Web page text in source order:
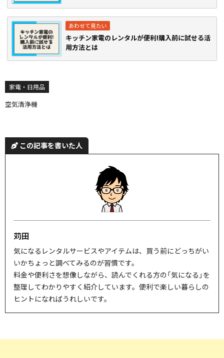
キッチン家電のレンタルが便利!購入前に試せる活
用方法とは
家電・日用品
空気清浄機
この記事を書いた人
苅田
気になるレンタルサービスやアイテムは、買う前にどっちがい
いかちょっと調べてみるのが習慣です。
料金や便利さを想像しながら、読んでくれる方の「気になる」を
整理してわかりやすく紹介しています。便利で楽しい暮らしの
ヒントになればうれしいです。